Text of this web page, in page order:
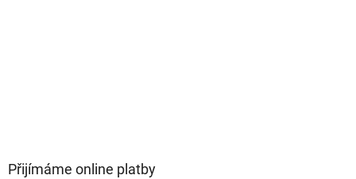
Přijímáme online platby